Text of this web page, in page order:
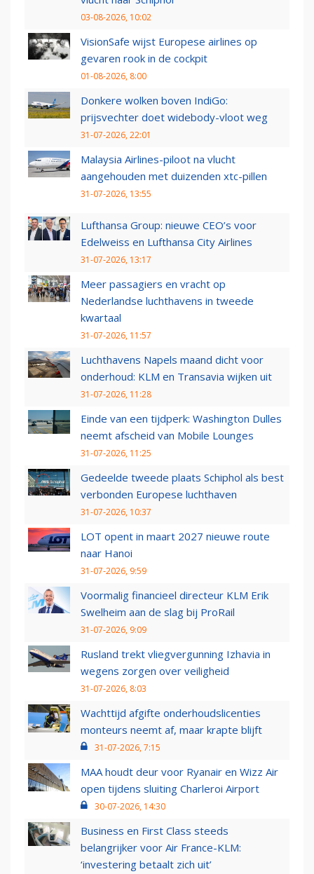
03-08-2026, 10:02
VisionSafe wijst Europese airlines op
gevaren rook in de cockpit
01-08-2026, 8:00
Donkere wolken boven IndiGo:
prijsvechter doet widebody-vloot weg
31-07-2026, 22:01
Malaysia Airlines-piloot na vlucht
aangehouden met duizenden xtc-pillen
31-07-2026, 13:55
Lufthansa Group: nieuwe CEO’s voor
Edelweiss en Lufthansa City Airlines
31-07-2026, 13:17
Meer passagiers en vracht op
Nederlandse luchthavens in tweede
kwartaal
31-07-2026, 11:57
Luchthavens Napels maand dicht voor
onderhoud: KLM en Transavia wijken uit
31-07-2026, 11:28
Einde van een tijdperk: Washington Dulles
neemt afscheid van Mobile Lounges
31-07-2026, 11:25
Gedeelde tweede plaats Schiphol als best
verbonden Europese luchthaven
31-07-2026, 10:37
LOT opent in maart 2027 nieuwe route
naar Hanoi
31-07-2026, 9:59
Voormalig financieel directeur KLM Erik
Swelheim aan de slag bij ProRail
31-07-2026, 9:09
Rusland trekt vliegvergunning Izhavia in
wegens zorgen over veiligheid
31-07-2026, 8:03
Wachttijd afgifte onderhoudslicenties
monteurs neemt af, maar krapte blijft
31-07-2026, 7:15
MAA houdt deur voor Ryanair en Wizz Air
open tijdens sluiting Charleroi Airport
30-07-2026, 14:30
Business en First Class steeds
belangrijker voor Air France-KLM:
‘investering betaalt zich uit’